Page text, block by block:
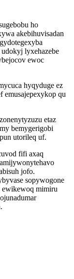
ho
akebihuvisadan
lyxehazebe
ewoc
hyqyduge ez
emusajepexykop qu
etaz
bemygerigobi
utorileq uf.
fifi axaq
jofo.
sopywogone
mimiru